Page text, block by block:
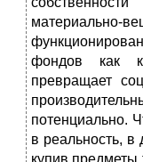
фондов как
превращает
потенциально.
в реальность, в